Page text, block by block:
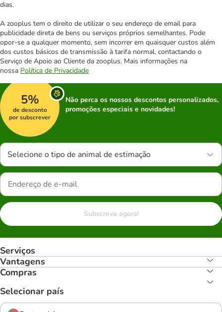
dias.
A zooplus tem o direito de utilizar o seu endereço de email para
publicidade direta de bens ou serviços próprios semelhantes. Pode
opor-se a qualquer momento, sem incorrer em quaisquer custos além
dos custos básicos de transmissão à tarifa normal, contactando o
Serviço de Apoio ao Cliente da zooplus. Mais informações na
nossa Política de Privacidade
5%
de desconto
por subscrever
Não perca os nossos descontos personalizados,
promoções especiais e novidades!
Selecione o tipo de animal de estimação
Subscreva agora!
Serviços
Vantagens
Compras
Selecionar país